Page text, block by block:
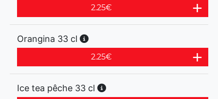
2.25€
Orangina 33 cl
2.25€
Ice tea pêche 33 cl